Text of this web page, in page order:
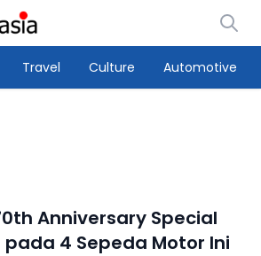
Travel Culture Automotive
Anniversary Special
pada 4 Sepeda Motor Ini